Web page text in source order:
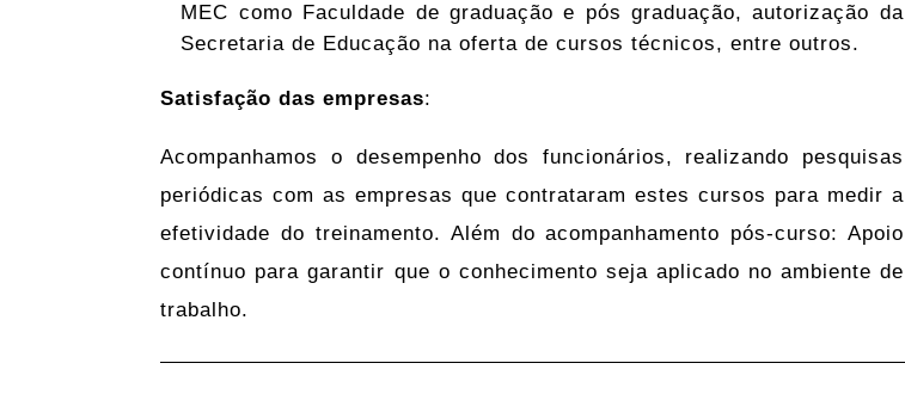
MEC como Faculdade de graduação e pós graduação, autorização da
Secretaria de Educação na oferta de cursos técnicos, entre outros.
Satisfação das empresas:
Acompanhamos o desempenho dos funcionários, realizando pesquisas
periódicas com as empresas que contrataram estes cursos para medir a
efetividade do treinamento. Além do acompanhamento pós-curso: Apoio
contínuo para garantir que o conhecimento seja aplicado no ambiente de
trabalho.